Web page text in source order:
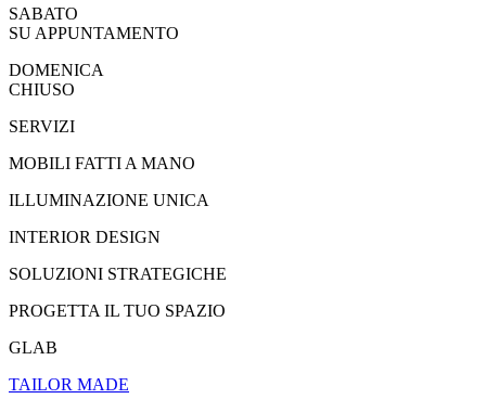
SABATO
SU APPUNTAMENTO
DOMENICA
CHIUSO
SERVIZI
MOBILI FATTI A MANO
ILLUMINAZIONE UNICA
INTERIOR DESIGN
SOLUZIONI STRATEGICHE
PROGETTA IL TUO SPAZIO
GLAB
TAILOR MADE